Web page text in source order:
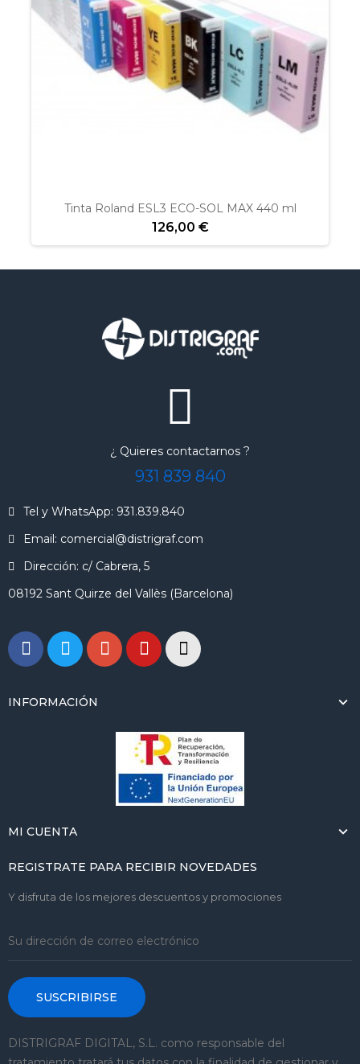
Tinta Roland ESL3 ECO-SOL MAX 440 ml
126,00 €
¿ Quieres contactarnos ?
931 839 840
Tel y WhatsApp: 931.839.840
Email: comercial@distrigraf.com
Dirección: c/ Cabrera, 5
08192 Sant Quirze del Vallès (Barcelona)
INFORMACIÓN
MI CUENTA
REGISTRATE PARA RECIBIR NOVEDADES
Y disfruta de los mejores descuentos y promociones
SUSCRIBIRSE
DISTRIGRAF DIGITAL, S.L. como responsable del